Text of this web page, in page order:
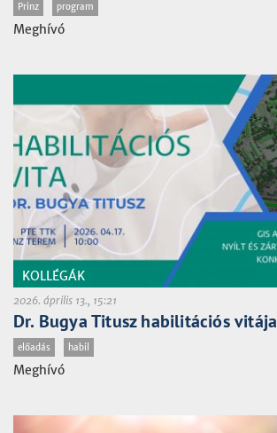
Prinz program
Meghívó
KOLLÉGÁK
2026. április 13., 15:21
Dr. Bugya Titusz habilitációs vitája
előadás habil
Meghívó